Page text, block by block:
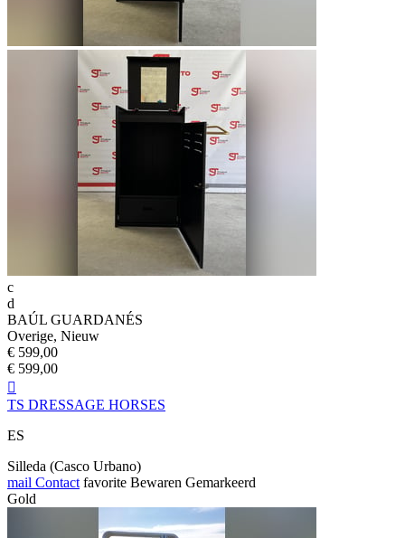
c
d
BAÚL GUARDANÉS
Overige, Nieuw
€ 599,00
€ 599,00

TS DRESSAGE HORSES
ES
Silleda (Casco Urbano)
mail Contact favorite Bewaren Gemarkeerd
Gold